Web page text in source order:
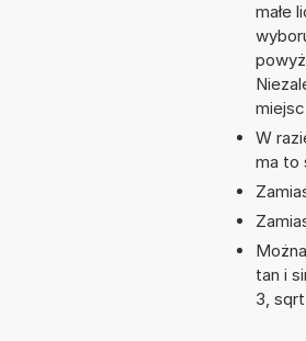
małe
W
ma to
tan i
3,